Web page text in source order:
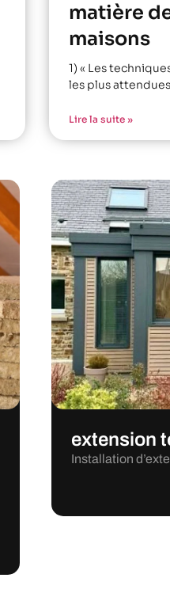
matière
maisons
1) « Les
les plus
Lire la suite »
extension
Installation